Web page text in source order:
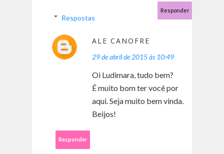
Responder
Respostas
ALE CANOFRE
29 de abril de 2015 às 10:49
Oi Ludimara, tudo bem?
É muito bom ter você por
aqui. Seja muito bem vinda.
Beijos!
Responder